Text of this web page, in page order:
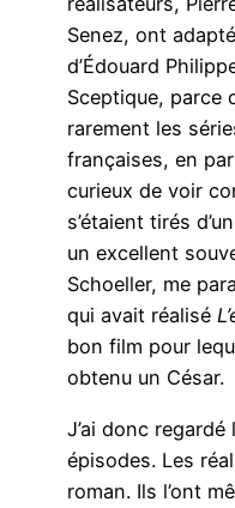
Senez, ont
d’Édouard
Sceptique, parce
rarement les
françaises, en
curieux de voir
s’étaient tirés
un excellent
Schoeller, me
qui avait réalisé
bon film pour
obtenu un César.
J’ai donc
épisodes. Les
roman. Ils l’ont